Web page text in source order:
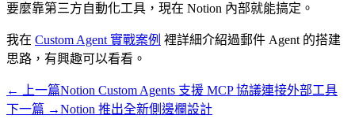
要麼靠第三方自動化工具，現在 Notion 內部就能搞定。
我在 Custom Agent 實戰案例 裡詳細介紹過郵件 Agent 的搭建
思路，有興趣可以看看。
← 上一篇Notion Custom Agents 支援 MCP 協議連接外部工具
下一篇 →Notion 推出全新側邊欄設計